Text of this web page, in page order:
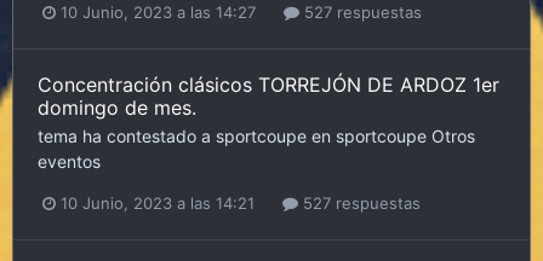
10 Junio, 2023 a las 14:27 527 respuestas
Concentración clásicos TORREJÓN DE ARDOZ 1er
domingo de mes.
tema ha contestado a sportcoupe en sportcoupe Otros
eventos
10 Junio, 2023 a las 14:21 527 respuestas